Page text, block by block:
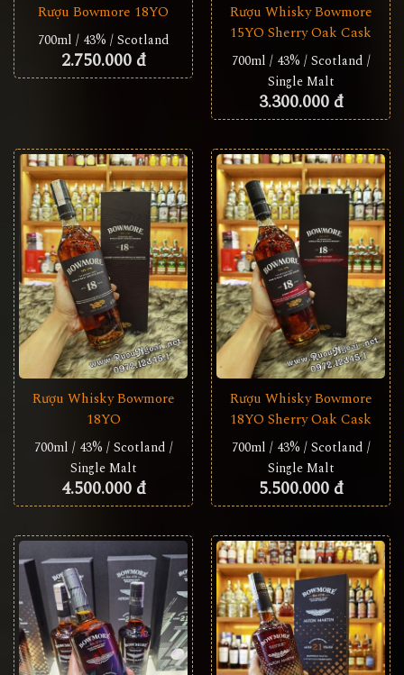
Rượu Bowmore 18YO
700ml / 43% / Scotland
2.750.000 đ
Rượu Whisky Bowmore
15YO Sherry Oak Cask
700ml / 43% / Scotland /
Single Malt
3.300.000 đ
Rượu Whisky Bowmore
18YO
700ml / 43% / Scotland /
Single Malt
4.500.000 đ
Rượu Whisky Bowmore
18YO Sherry Oak Cask
700ml / 43% / Scotland /
Single Malt
5.500.000 đ